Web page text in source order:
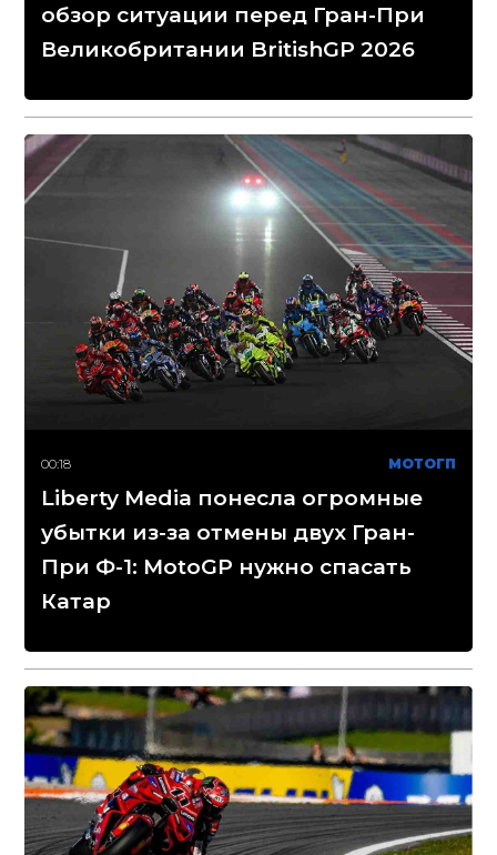
обзор ситуации перед Гран-При
Великобритании BritishGP 2026
00:18 МОТОГП
Liberty Media понесла огромные
убытки из-за отмены двух Гран-
При Ф-1: MotoGP нужно спасать
Катар